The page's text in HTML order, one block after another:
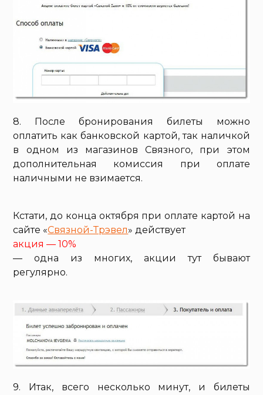
8. После бронирования билеты можно
оплатить как банковской картой, так наличкой
в одном из магазинов Связного, при этом
дополнительная комиссия при оплате
наличными не взимается.
Кстати, до конца октября при оплате картой на
сайте «Связной-Трэвел» действует
акция — 10%
— одна из многих, акции тут бывают
регулярно.
9. Итак, всего несколько минут, и билеты